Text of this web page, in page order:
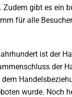
Zudem gibt es ein
für alle
ist der
der
wurde. Noch